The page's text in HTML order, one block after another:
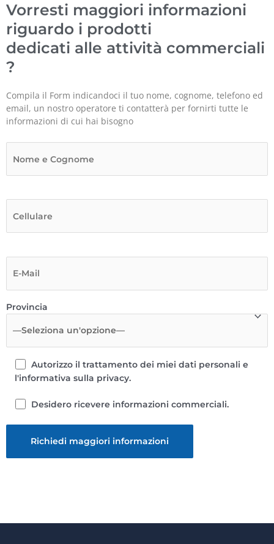
Vorresti maggiori informazioni
riguardo i prodotti
dedicati alle attività commerciali
?
Compila il Form indicandoci il tuo nome, cognome, telefono ed
email, un nostro operatore ti contatterà per fornirti tutte le
informazioni di cui hai bisogno
Provincia
Autorizzo il trattamento dei miei dati personali e
l'informativa sulla privacy.
Desidero ricevere informazioni commerciali.